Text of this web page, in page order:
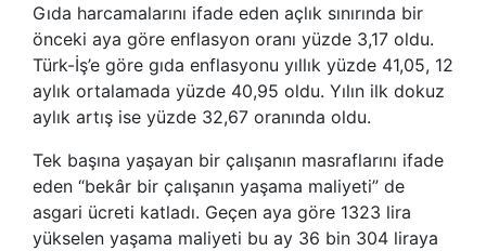
Gıda harcamalarını ifade eden açlık sınırında bir
önceki aya göre enflasyon oranı yüzde 3,17 oldu.
Türk-İş’e göre gıda enflasyonu yıllık yüzde 41,05, 12
aylık ortalamada yüzde 40,95 oldu. Yılın ilk dokuz
aylık artış ise yüzde 32,67 oranında oldu.
Tek başına yaşayan bir çalışanın masraflarını ifade
eden “bekâr bir çalışanın yaşama maliyeti” de
asgari ücreti katladı. Geçen aya göre 1323 lira
yükselen yaşama maliyeti bu ay 36 bin 304 liraya